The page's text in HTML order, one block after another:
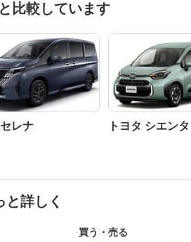
比較しています
レナ トヨタ シエンタ
詳しく
買う・売る